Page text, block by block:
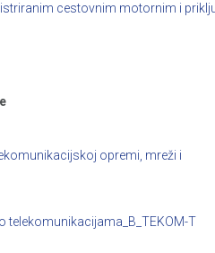
cestovnim motornim i
opremi, mreži i
telekomunikacijama_B_TEKOM-T